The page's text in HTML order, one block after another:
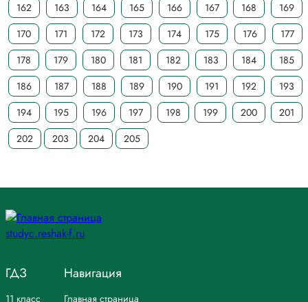
162
163 164 165 166 167 168
169
170
171 172 173 174 175 176
177
178
179 180 181 182 183 184
185
186
187 188 189 190 191 192
193
194
195 196 197 198 199 200
201
202
203 204 205
ГДЗ
11 класс
Навигация
Главная страница